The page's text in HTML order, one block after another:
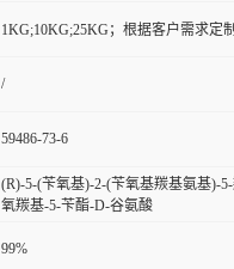
1KG;10KG;25KG；根据客户需求定制
/
59486-73-6
(R)-5-(苄氧基)-2-(苄氧基羰基氨基)-
氧羰基-5-苄酯-D-谷氨酸
99%